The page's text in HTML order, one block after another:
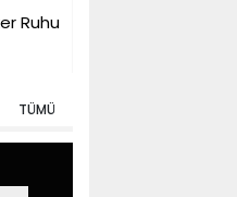
Ruhu
TÜMÜ